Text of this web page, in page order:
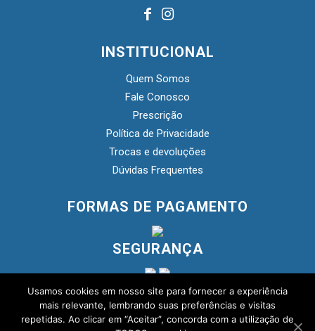
INSTITUCIONAL
Quem Somos
Fale Conosco
Prescrição
Política de Privacidade
Trocas e devoluções
Dúvidas Frequentes
FORMAS DE PAGAMENTO
SEGURANÇA
Usamos cookies em nosso site para fornecer a experiência
mais relevante, lembrando suas preferências e visitas
repetidas. Ao clicar em “Aceitar”, concorda com a utilização de